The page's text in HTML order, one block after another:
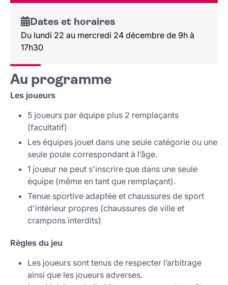
Dates et horaires
Du lundi 22 au mercredi 24 décembre de 9h à
17h30
Au programme
Les joueurs
5 joueurs par équipe plus 2 remplaçants
(facultatif)
Les équipes jouet dans une seule catégorie ou une
seule poule correspondant à l’âge.
1 joueur ne peut s'inscrire que dans une seule
équipe (même en tant que remplaçant).
Tenue sportive adaptée et chaussures de sport
d'intérieur propres (chaussures de ville et
crampons interdits)
Règles du jeu
Les joueurs sont tenus de respecter l’arbitrage
ainsi que les joueurs adverses.